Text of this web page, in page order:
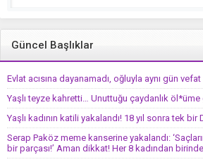
Güncel Başlıklar
Evlat acısına dayanamadı, oğluyla aynı gün
Yaşlı teyze kahretti… Unuttuğu çaydanlık
Yaşlı kadının katili yakalandı! 18 yıl sonra tek
Serap Paköz meme kanserine yakalandı:
bir parçası!’ Aman dikkat! Her 8 kadından